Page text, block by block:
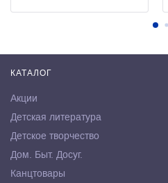
КАТАЛОГ
Акции
Детская литература
Детское творчество
Дом. Быт. Досуг.
Канцтовары